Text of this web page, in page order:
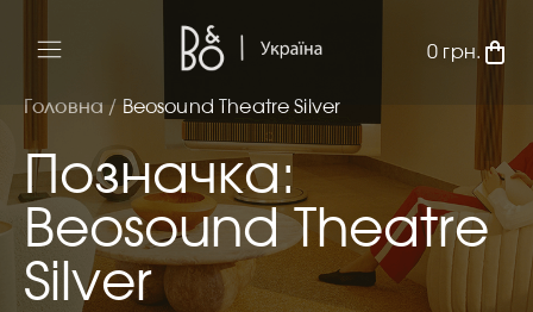
0 грн.
Головна / Beosound Theatre Silver
Позначка:
Beosound Theatre
Silver